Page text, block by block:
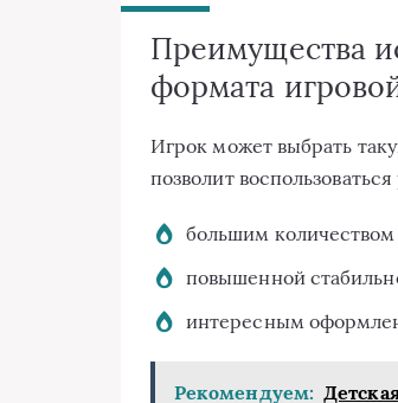
Преимущества
формата
Игрок может выбрать
позволит
большим количеством
повышенной
интересным
Рекомендуем: